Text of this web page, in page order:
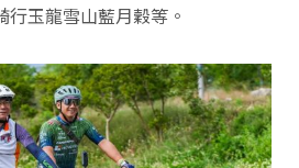
玉龍雪山藍月穀等。